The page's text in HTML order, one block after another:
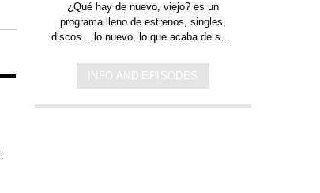
¿Qué hay de nuevo, viejo?es un
programa lleno de estrenos, singles,
discos... lo nuevo, lo que acaba de salir
lo escuchas acá. Sin cortes y
conducido por:Bugs Bunny,el conejo
INFO AND EPISODES